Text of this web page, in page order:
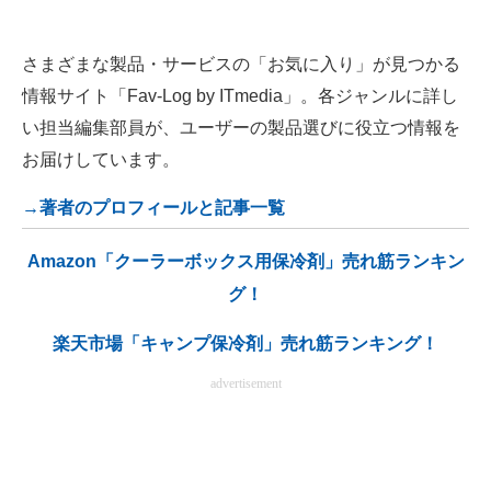
さまざまな製品・サービスの「お気に入り」が見つかる
情報サイト「Fav-Log by ITmedia」。各ジャンルに詳し
い担当編集部員が、ユーザーの製品選びに役立つ情報を
お届けしています。
→著者のプロフィールと記事一覧
Amazon「クーラーボックス用保冷剤」売れ筋ランキン
グ！
楽天市場「キャンプ保冷剤」売れ筋ランキング！
advertisement